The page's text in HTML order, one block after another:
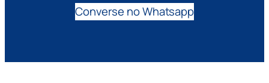
Converse no Whatsapp